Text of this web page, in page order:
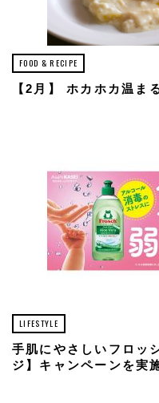
FOOD & RECIPE
【2月】 ホカホカ温ま
LIFESTYLE
手肌にやさしいフロッ
ジ】キャンペーンを実